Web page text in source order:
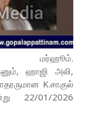
மர்ஹூம்.
ஹாஜி அலி,
K.சாகுல்
22/01/2026